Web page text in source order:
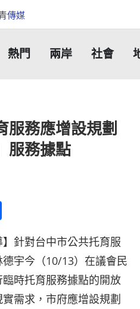
熱門 兩岸 社會
服務應增設規劃
服務據點
享
】針對台中市公共托育服
宇今（10/13）在議會民
時托育服務據點的開放
需求，市府應增設規劃